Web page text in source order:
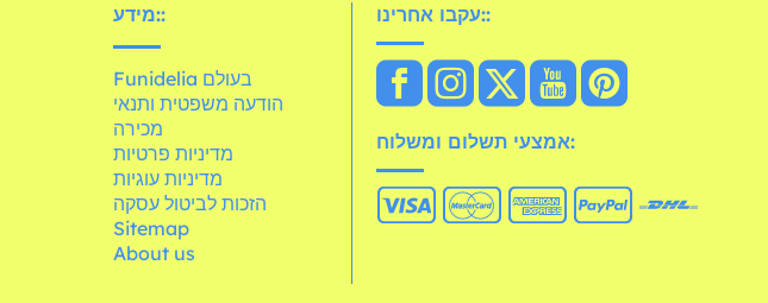
מידע::
Funidelia בעולם
הודעה משפטית ותנאי
מכירה
מדיניות פרטיות
מדיניות עוגיות
הזכות לביטול עסקה
Sitemap
About us
עקבו אחרינו::
אמצעי תשלום ומשלוח: